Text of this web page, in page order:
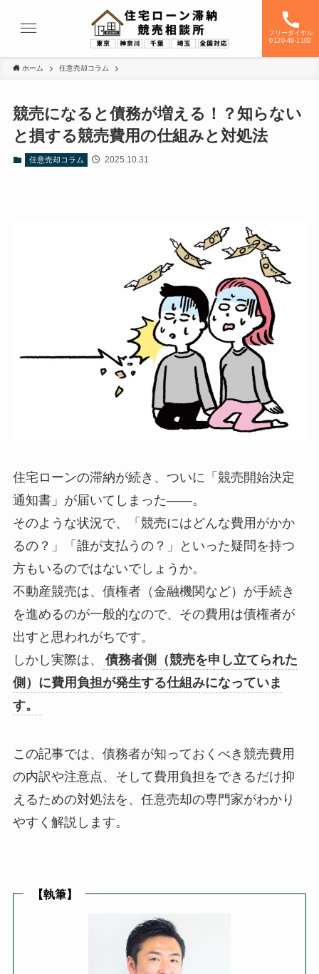
フリーダイヤル
0120-49-1102
ホーム 任意売却コラム
競売になると債務が増える！？知らない
と損する競売費用の仕組みと対処法
任意売却コラム 2025.10.31
住宅ローンの滞納が続き、ついに「競売開始決定
通知書」が届いてしまった――。
そのような状況で、「競売にはどんな費用がかか
るの？」「誰が支払うの？」といった疑問を持つ
方もいるのではないでしょうか。
不動産競売は、債権者（金融機関など）が手続き
を進めるのが一般的なので、その費用は債権者が
出すと思われがちです。
しかし実際は、
債務者側（競売を申し立てられた
側）に費用負担が発生する仕組みになっていま
す。
この記事では、債務者が知っておくべき競売費用
の内訳や注意点、そして費用負担をできるだけ抑
えるための対処法を、任意売却の専門家がわかり
やすく解説します。
【執筆】